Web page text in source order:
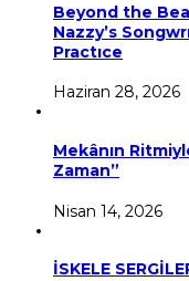
Beyond the
Nazzy’s
Practıce
Haziran 28, 2026
Mekânın
Zaman”
Nisan 14, 2026
İSKELE